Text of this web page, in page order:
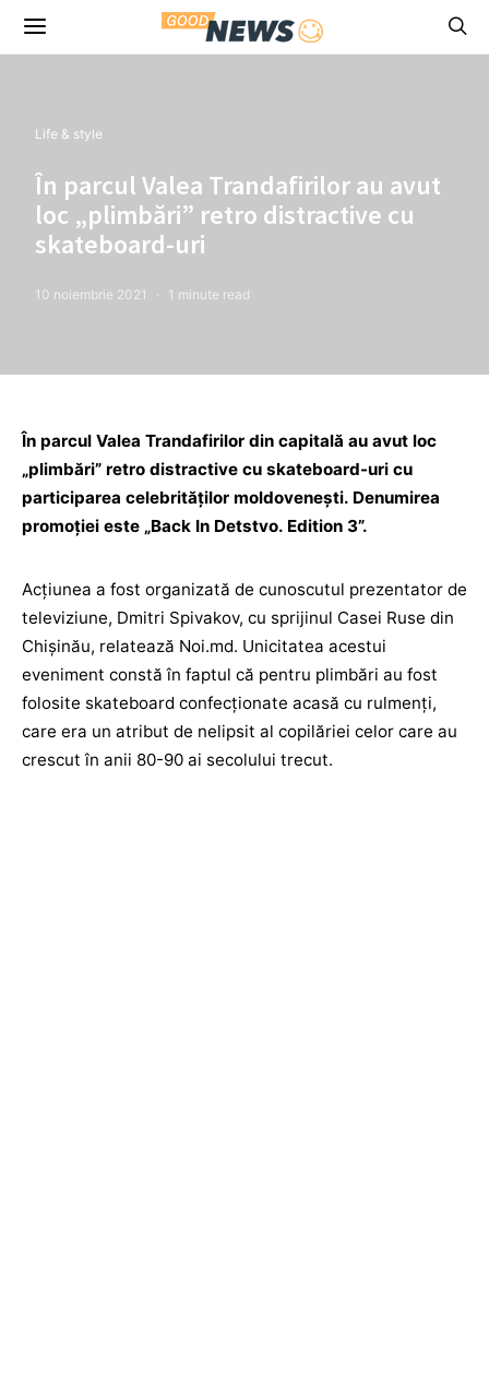
Life & style
În parcul Valea Trandafirilor au avut
loc „plimbări” retro distractive cu
skateboard-uri
10 noiembrie 2021 1 minute read
În parcul Valea Trandafirilor din capitală au avut loc
„plimbări” retro distractive cu skateboard-uri cu
participarea celebrităților moldovenești. Denumirea
promoției este „Back In Detstvo. Edition 3”.
Acțiunea a fost organizată de cunoscutul prezentator de
televiziune, Dmitri Spivakov, cu sprijinul Casei Ruse din
Chișinău, relatează Noi.md. Unicitatea acestui
eveniment constă în faptul că pentru plimbări au fost
folosite skateboard confecționate acasă cu rulmenți,
care era un atribut de nelipsit al copilăriei celor care au
crescut în anii 80-90 ai secolului trecut.